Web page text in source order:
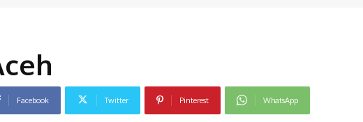
Facebook Twitter Pinterest WhatsApp